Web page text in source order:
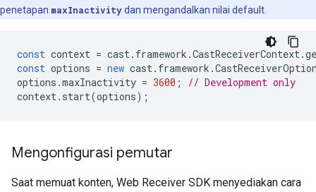
penetapan maxInactivitydan mengandalkan nilai default.
const context = cast. framework .CastReceiverContext.
const options = new cast. framework .
options .maxInactivity = 3600 ;
// Development only
context. start(options);
Mengonfigurasi pemutar
Saat memuat konten, Web Receiver SDK menyediakan cara